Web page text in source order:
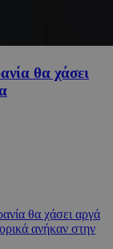
θα χάσει
θα χάσει αργά
ανήκαν στην